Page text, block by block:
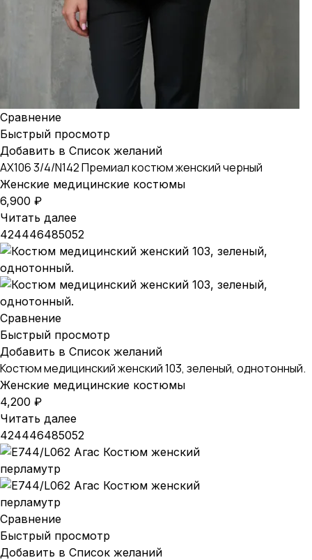
Сравнение
Быстрый просмотр
Добавить в Список желаний
AX106 3/4/N142 Премиал костюм женский черный
Женские медицинские костюмы
6,900 ₽
Читать далее
424446485052
Сравнение
Быстрый просмотр
Добавить в Список желаний
Костюм медицинский женский 103, зеленый, однотонный.
Женские медицинские костюмы
4,200 ₽
Читать далее
424446485052
Сравнение
Быстрый просмотр
Добавить в Список желаний